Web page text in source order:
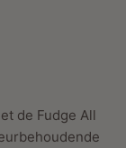
de Fudge All